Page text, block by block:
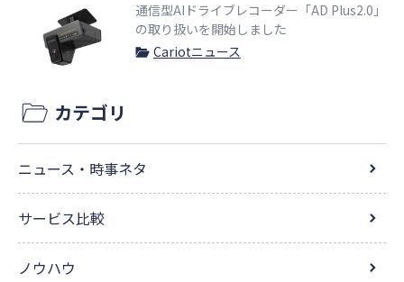
通信型AIドライブレコーダー「AD Plus2.0」
の取り扱いを開始しました
Cariotニュース
カテゴリ
ニュース・時事ネタ
サービス比較
ノウハウ